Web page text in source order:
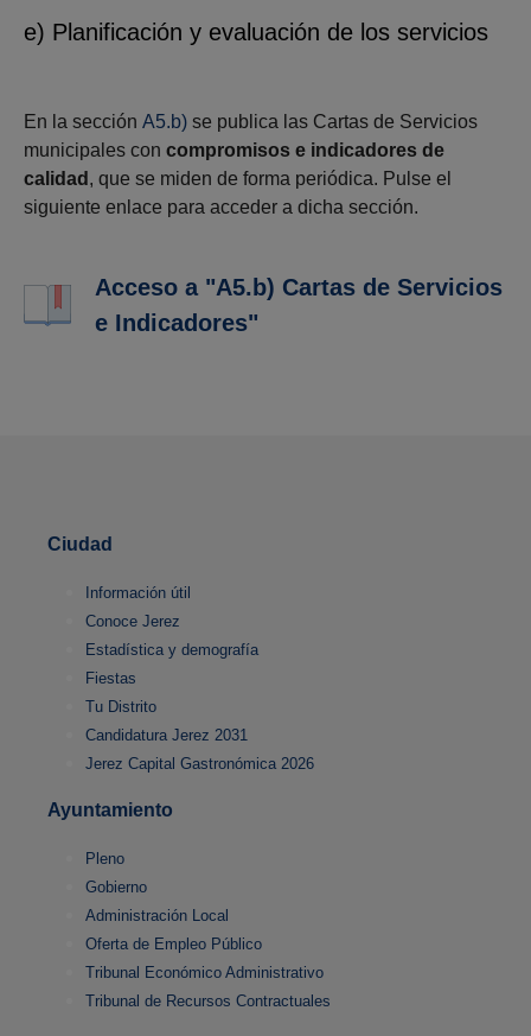
e) Planificación y evaluación de los servicios
En la sección A5.b) se publica las Cartas de Servicios
municipales con compromisos e indicadores de
calidad , que se miden de forma periódica. Pulse el
siguiente enlace para acceder a dicha sección.
Acceso a "A5.b) Cartas de Servicios
e Indicadores"
Ciudad
Información útil
Conoce Jerez
Estadística y demografía
Fiestas
Tu Distrito
Candidatura Jerez 2031
Jerez Capital Gastronómica 2026
Ayuntamiento
Pleno
Gobierno
Administración Local
Oferta de Empleo Público
Tribunal Económico Administrativo
Tribunal de Recursos Contractuales